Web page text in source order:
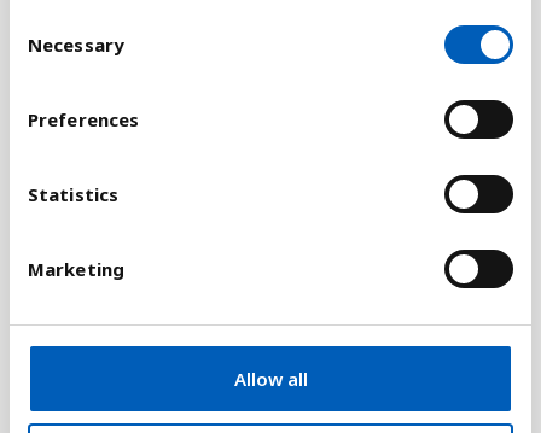
Necessary
Preferences
Statistics
Marketing
Allow all
utvecklat för att kunna mäta flera av begreppets
Hur stort fotavtryck som varje person kan sätta på
förringas, beror på hur många människor vi är. Ju
person. Världens totala fotavtryck är beroende av
världens befolkningsstorlek,
resurseffektivitet.
Indikatorn tar sin utgångspunkt i att alla
människor har tillräckligt mängd plats eller